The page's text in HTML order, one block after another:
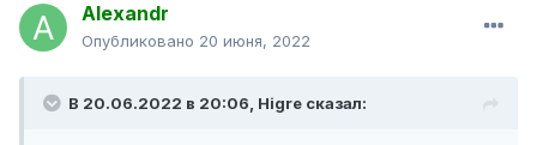
Alexandr
Опубликовано 20 июня, 2022
В 20.06.2022 в 20:06, Higre сказал: